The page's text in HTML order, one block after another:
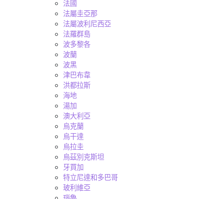
法國
法屬圭亞那
法屬波利尼西亞
法羅群島
波多黎各
波蘭
波黑
津巴布韋
洪都拉斯
海地
湯加
澳大利亞
烏克蘭
烏干達
烏拉圭
烏茲別克斯坦
牙買加
特立尼達和多巴哥
玻利維亞